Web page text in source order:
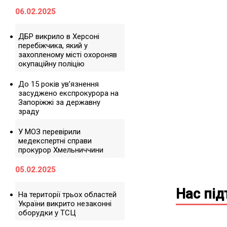
06.02.2025
ДБР викрило в Херсоні
перебіжчика, який у
захопленому місті охороняв
окупаційну поліцію
До 15 років ув’язнення
засуджено експрокурора на
Запоріжжі за державну
зраду
У МОЗ перевірили
медекспертні справи
прокурор Хмельниччини
05.02.2025
На території трьох областей
України викрито незаконні
оборудки у ТСЦ
Нас